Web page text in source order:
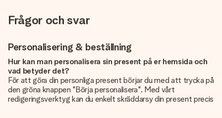
Frågor och svar
Personalisering & beställning
Hur kan man personalisera sin present på er hemsida och
vad betyder det?
För att göra din personliga present börjar du med att trycka på
den gröna knappen "Börja personalisera". Med vårt
redigeringsverktyg kan du enkelt skräddarsy din present precis